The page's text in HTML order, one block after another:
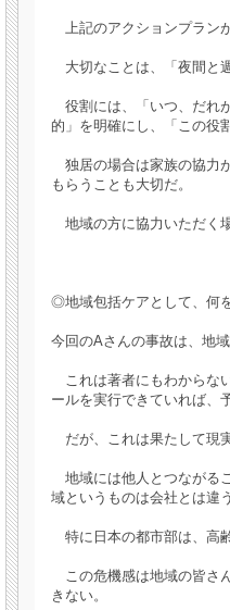
上記のアクションプラン
大切なことは、「夜間と
役割には、「いつ、だれ
的」を明確にし、「この役
独居の場合は家族の協力
もらうことも大切だ。
地域の方に協力いただく
◎地域包括ケアとして、何
今回のAさんの事故は、地
これは著者にもわからな
ールを実行できていれば、
だが、これは果たして現
地域には他人とつながる
域というものは会社とは違
特に日本の都市部は、高
この危機感は地域の皆さ
きない。